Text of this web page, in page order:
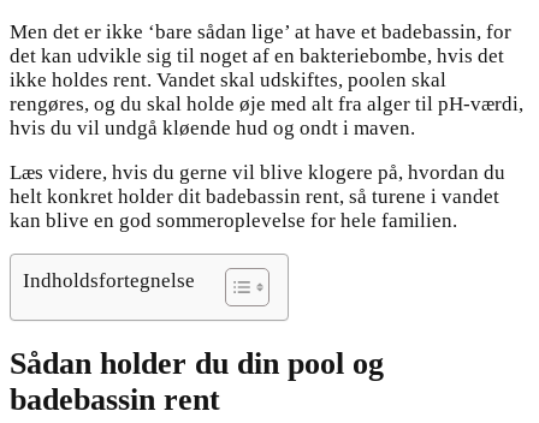
Men det er ikke ‘bare sådan lige’ at have et badebassin, for
det kan udvikle sig til noget af en bakteriebombe, hvis det
ikke holdes rent. Vandet skal udskiftes, poolen skal
rengøres, og du skal holde øje med alt fra alger til pH-værdi,
hvis du vil undgå kløende hud og ondt i maven.
Læs videre, hvis du gerne vil blive klogere på, hvordan du
helt konkret holder dit badebassin rent, så turene i vandet
kan blive en god sommeroplevelse for hele familien.
Indholdsfortegnelse
Sådan holder du din pool og
badebassin rent